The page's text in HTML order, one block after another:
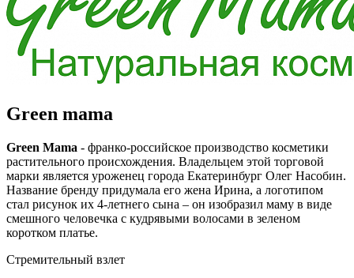
Green mama
Green Mama - франко-российское производство косметики
растительного происхождения. Владельцем этой торговой
марки является уроженец города Екатеринбург Олег Насобин.
Название бренду придумала его жена Ирина, а логотипом
стал рисунок их 4-летнего сына – он изобразил маму в виде
смешного человечка с кудрявыми волосами в зеленом
коротком платье.
Стремительный взлет